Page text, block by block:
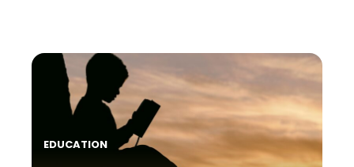
+
EDUCATION